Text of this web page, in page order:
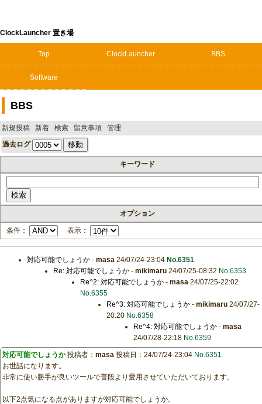
ClockLauncher 置き場
Top ClockLauncher BBS
Software
BBS
新規投稿 新着 検索 留意事項 管理
過去ログ
キーワード
オプション
条件： 表示：
対応可能でしょうか- masa24/07/24-23:04 No.6351
Re: 対応可能でしょうか -mikimaru 24/07/25-08:32 No.6353
Re^2: 対応可能でしょうか- masa24/07/25-22:02
No.6355
Re^3: 対応可能でしょうか -mikimaru 24/07/27-
20:20 No.6358
Re^4: 対応可能でしょうか- masa
24/07/28-22:18 No.6359
対応可能でしょうか投稿者： masa 投稿日：24/07/24-23:04 No.6351
お世話になります。
非常に使い勝手が良いツールで普段より愛用させていただいております。
以下2点気になる点がありますが対応可能でしょうか。